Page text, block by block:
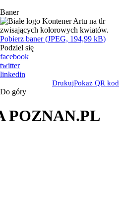
Baner
Pobierz baner (JPEG, 194,99 kB)
Podziel się
facebook
twitter
linkedin
DrukujPokaż QR kod
Do góry
POZNAN.PL